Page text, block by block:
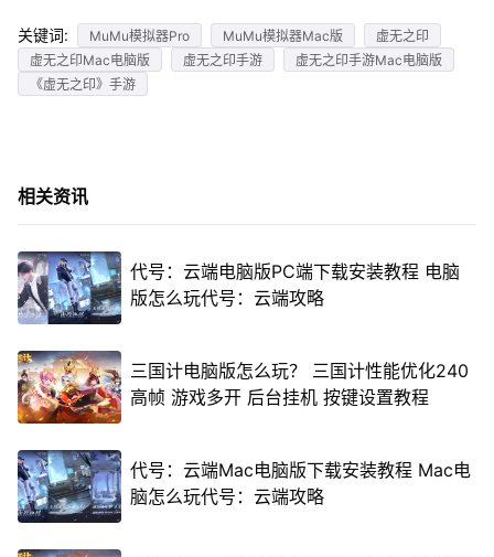
关键词: MuMu模拟器Pro MuMu模拟器Mac版
虚无之印
虚无之印Mac电脑版
虚无之印手游
虚无之印手游Mac电脑版
《虚无之印》手游
相关资讯
代号：云端电脑版PC端下载安装教程 电脑
版怎么玩代号：云端攻略
三国计电脑版怎么玩？ 三国计性能优化240
高帧 游戏多开 后台挂机 按键设置教程
代号：云端Mac电脑版下载安装教程 Mac电
脑怎么玩代号：云端攻略